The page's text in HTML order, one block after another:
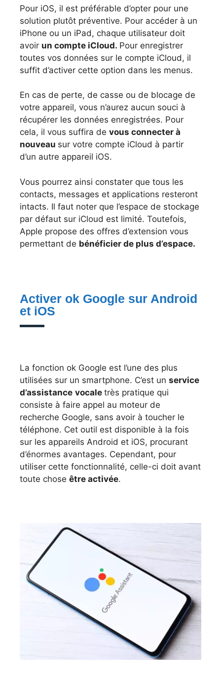
Pour iOS, il est préférable d’opter pour une
solution plutôt préventive. Pour accéder à un
iPhone ou un iPad, chaque utilisateur doit
avoir un compte iCloud. Pour enregistrer
toutes vos données sur le compte iCloud, il
suffit d’activer cette option dans les menus.
En cas de perte, de casse ou de blocage de
votre appareil, vous n’aurez aucun souci à
récupérer les données enregistrées. Pour
cela, il vous suffira de vous connecter à
nouveau sur votre compte iCloud à partir
d’un autre appareil iOS.
Vous pourrez ainsi constater que tous les
contacts, messages et applications resteront
intacts. Il faut noter que l’espace de stockage
par défaut sur iCloud est limité. Toutefois,
Apple propose des offres d’extension vous
permettant de bénéficier de plus d’espace.
Activer ok Google sur Android
et iOS
La fonction ok Google est l’une des plus
utilisées sur un smartphone. C’est un service
d’assistance vocale très pratique qui
consiste à faire appel au moteur de
recherche Google, sans avoir à toucher le
téléphone. Cet outil est disponible à la fois
sur les appareils Android et iOS, procurant
d’énormes avantages. Cependant, pour
utiliser cette fonctionnalité, celle-ci doit avant
toute chose être activée.